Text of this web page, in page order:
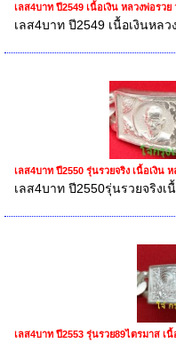
เลส4บาท ปี2549 เนื้อเงิน หลวงพ่อรว
เลส4บาท ปี2549 เนื้อเงินหล
เลส4บาท ปี2550 รุ่นรวยจริง เนื้อเงิน
เลส4บาท ปี2550รุ่นรวยจริงเ
เลส4บาท ปี2553 รุ่นรวย89ไตรมาส เ